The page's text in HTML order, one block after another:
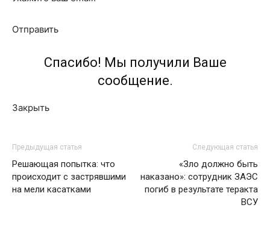
Отправить
Спасибо! Мы получили Ваше
сообщение.
Закрыть
Предыдущая статья
Решающая попытка: что
происходит с застрявшими
на мели касатками
Следующая статья
«Зло должно быть
наказано»: сотрудник ЗАЭС
погиб в результате теракта
ВСУ